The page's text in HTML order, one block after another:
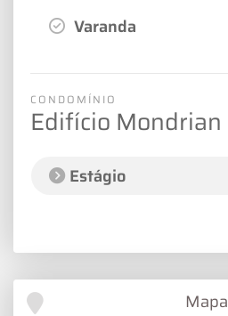
Varanda
CONDOMÍNIO
Edifício Mondrian
Estágio
Mapa